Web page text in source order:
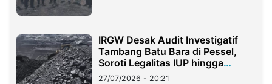
IRGW Desak Audit Investigatif
Tambang Batu Bara di Pessel,
Soroti Legalitas IUP hingga
Stockpile
27/07/2026 - 20:21